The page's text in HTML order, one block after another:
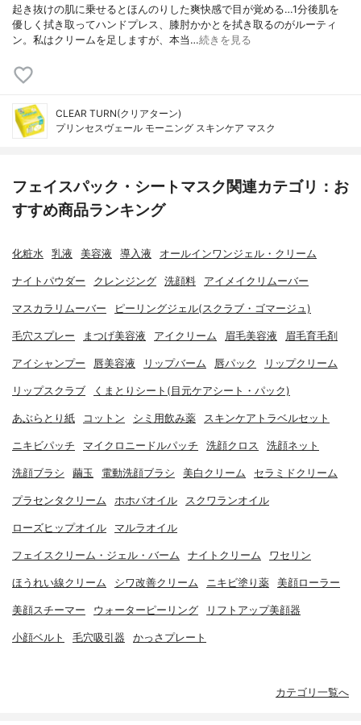
起き抜けの肌に乗せるとほんのりした爽快感で目が覚める…1分後肌を
優しく拭き取ってハンドプレス、膝肘かかとを拭き取るのがルーティ
ン。私はクリームを足しますが、本当…続きを見る
CLEAR TURN(クリアターン)
プリンセスヴェール モーニング スキンケア マスク
フェイスパック・シートマスク関連カテゴリ：お
すすめ商品ランキング
化粧水 乳液 美容液 導入液 オールインワンジェル・クリーム
ナイトパウダー クレンジング 洗顔料 アイメイクリムーバー
マスカラリムーバー ピーリングジェル(スクラブ・ゴマージュ)
毛穴スプレー まつげ美容液 アイクリーム 眉毛美容液 眉毛育毛剤
アイシャンプー 唇美容液 リップバーム 唇パック リップクリーム
リップスクラブ くまとりシート(目元ケアシート・パック)
あぶらとり紙 コットン シミ用飲み薬 スキンケアトラベルセット
ニキビパッチ マイクロニードルパッチ 洗顔クロス 洗顔ネット
洗顔ブラシ 繭玉 電動洗顔ブラシ 美白クリーム セラミドクリーム
プラセンタクリーム ホホバオイル スクワランオイル
ローズヒップオイル マルラオイル
フェイスクリーム・ジェル・バーム ナイトクリーム ワセリン
ほうれい線クリーム シワ改善クリーム ニキビ塗り薬 美顔ローラー
美顔スチーマー ウォーターピーリング リフトアップ美顔器
小顔ベルト 毛穴吸引器 かっさプレート
カテゴリ一覧へ